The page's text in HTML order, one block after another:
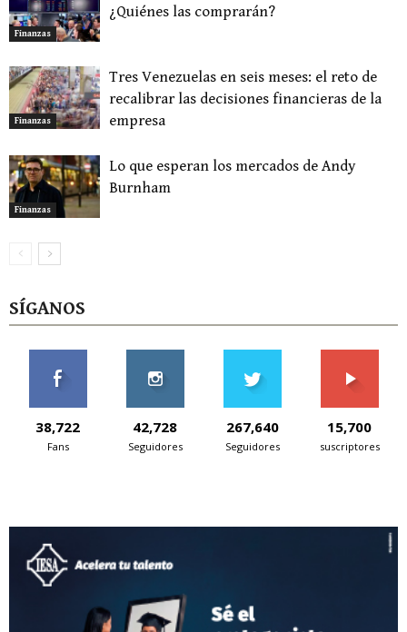
Finanzas
¿Quiénes las comprarán?
Finanzas
Tres Venezuelas en seis meses: el reto de
recalibrar las decisiones financieras de la
empresa
Finanzas
Lo que esperan los mercados de Andy
Burnham
SÍGANOS
38,722
Fans
42,728
Seguidores
267,640
Seguidores
15,700
suscriptores